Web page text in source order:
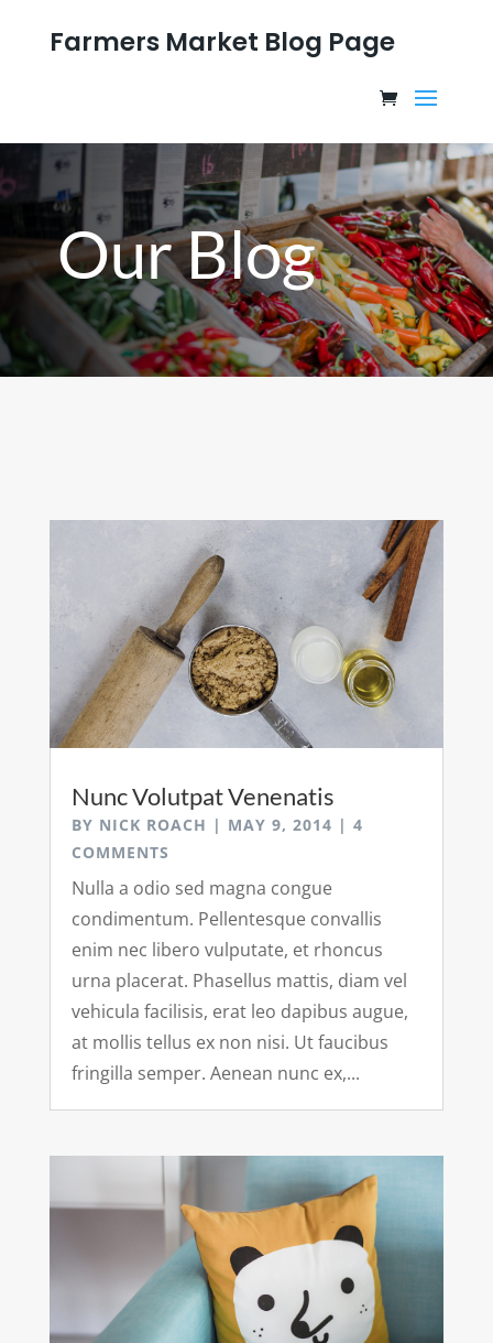
Farmers Market Blog Page
Our Blog
Nunc Volutpat Venenatis
BY NICK ROACH | MAY 9, 2014 | 4
COMMENTS
Nulla a odio sed magna congue
condimentum. Pellentesque convallis
enim nec libero vulputate, et rhoncus
urna placerat. Phasellus mattis, diam vel
vehicula facilisis, erat leo dapibus augue,
at mollis tellus ex non nisi. Ut faucibus
fringilla semper. Aenean nunc ex,...